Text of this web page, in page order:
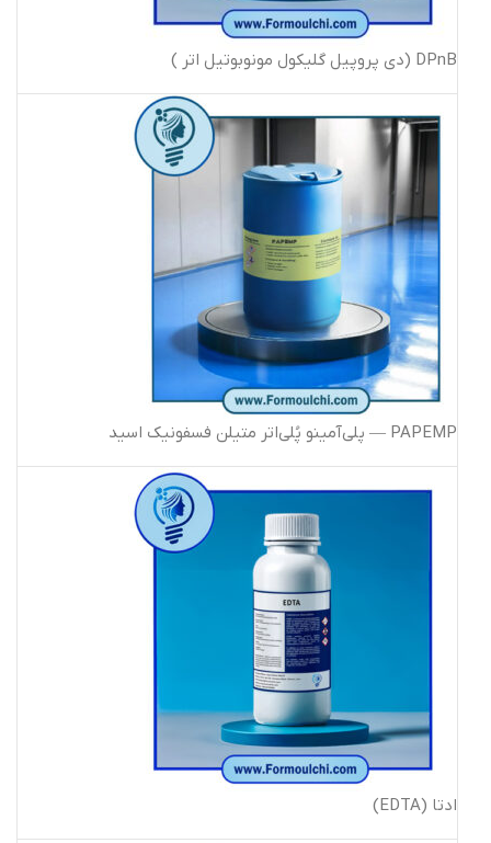
DPnB (دی پروپیل گلیکول مونوبوتیل اتر )
PAPEMP — پلی‌آمینو پُلی‌اتر متیلن فسفونیک اسید
ادتا (EDTA)